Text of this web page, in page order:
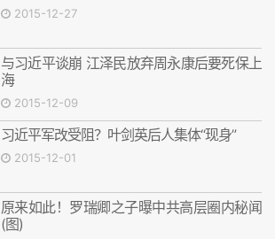
2015-12-27
与习近平谈崩 江泽民放弃周永康后要死保上
海
2015-12-09
习近平军改受阻？叶剑英后人集体“现身”
2015-12-01
原来如此！罗瑞卿之子曝中共高层圈内秘闻
(图)